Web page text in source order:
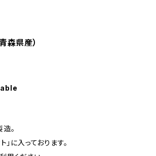
森県産）
。
に入っております。